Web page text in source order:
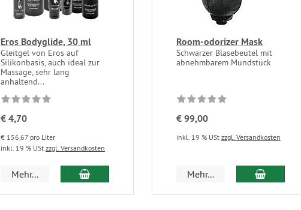
Eros Bodyglide, 30 ml
Gleitgel von Eros auf
Silikonbasis, auch ideal zur
Massage, sehr lang
anhaltend...
€ 4,70
€ 156,67 pro Liter
inkl. 19 % USt zzgl. Versandkosten
Mehr... In den Warenkorb
Room-odorizer Mask
Schwarzer Blasebeutel mit
abnehmbarem Mundstück
€ 99,00
inkl. 19 % USt zzgl. Versandkosten
Mehr... In den